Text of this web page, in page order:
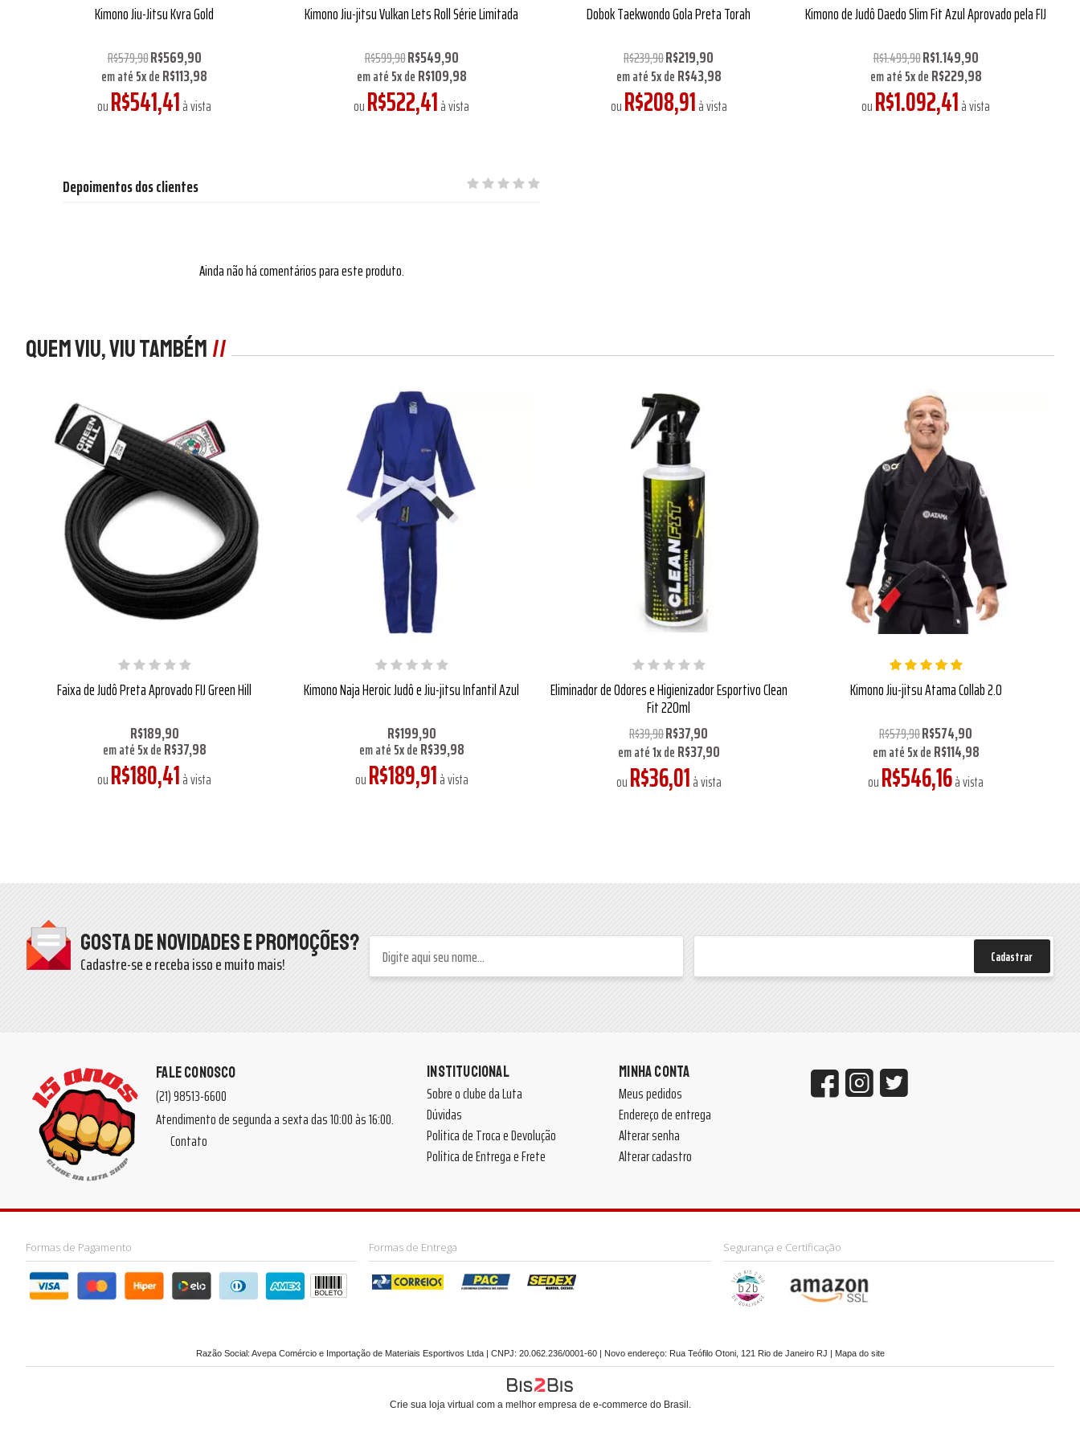
Kimono Jiu-Jitsu Kvra Gold
R$579,90R$569,90
em até5xdeR$113,98
ouR$541,41à vista
Kimono Jiu-jitsu Vulkan Lets Roll Série Limitada
R$599,90R$549,90
em até5xdeR$109,98
ouR$522,41à vista
Dobok Taekwondo Gola Preta Torah
R$239,90R$219,90
em até5xdeR$43,98
ouR$208,91à vista
Kimono de Judô Daedo Slim Fit Azul Aprovado pela FIJ
R$1.499,90R$1.149,90
em até5xdeR$229,98
ouR$1.092,41à vista
Depoimentos dos clientes
Ainda não há comentários para este produto.
Quem viu, viu também
Faixa de Judô Preta Aprovado FIJ Green Hill
R$189,90
em até5xdeR$37,98
ouR$180,41à vista
Kimono Naja Heroic Judô e Jiu-jitsu Infantil Azul
R$199,90
em até5xdeR$39,98
ouR$189,91à vista
Eliminador de Odores e Higienizador Esportivo Clean
Fit 220ml
R$39,90R$37,90
em até1xdeR$37,90
ouR$36,01à vista
Kimono Jiu-jitsu Atama Collab 2.0
R$579,90R$574,90
em até5xdeR$114,98
ouR$546,16à vista
Gosta de novidades e promoções?
Cadastre-se e receba isso e muito mais! Cadastrar
FALE CONOSCO
(21) 98513-6600
Atendimento de segunda a sexta das 10:00 às 16:00.
Contato
INSTITUCIONAL
Sobre o clube da Luta
Dúvidas
Política de Troca e Devolução
Política de Entrega e Frete
MINHA CONTA
Meus pedidos
Endereço de entrega
Alterar senha
Alterar cadastro
Formas de Pagamento Formas de Entrega Segurança e Certificação
Razão Social: Avepa Comércio e Importação de Materiais Esportivos Ltda | CNPJ: 20.062.236/0001-60 | Novo endereço: Rua Teófilo Otoni, 121 Rio de Janeiro RJ | Mapa do site
Crie sua loja virtual com a melhor empresa de e-commerce do Brasil.